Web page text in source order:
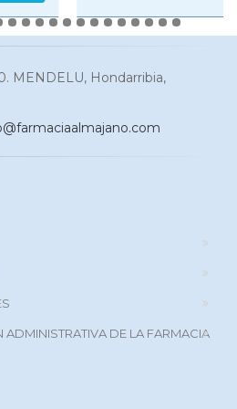
MENDELU, Hondarribia,
DE LA FARMACIA